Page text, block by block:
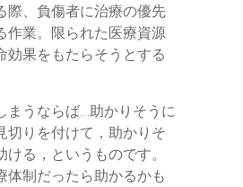
際、負傷者に治療の優先
作業。限られた医療資源
効果をもたらそうとする
まうならば…助かりそうに
切りを付けて，助かりそ
ける，というものです。
体制だったら助かるかも